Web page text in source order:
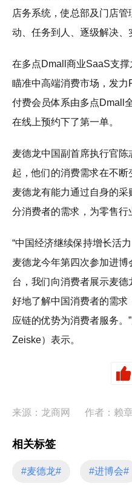
店务系统，使总部及门店
动、任务到人、逐级解决、
在多点Dmall商业SaaS支撑
瞄准中高端消费市场，发
付费会员体系由多点Dmall
在线上预约下了第一单。
麦德龙中国副首席执行官陈
起，他们的消费需求在不断
麦德龙有能力通过自身的
分消费者的需求，为零售行
“中国经济继续保持增长活
麦德龙今年第四次参加进
台，我们向消费者展示麦
好地了解中国消费者的需
应链的优势为消费者服务。
Zeiske）表示。
来源：龙商网 作者：赖
相关标签
#麦德龙# #进博会#